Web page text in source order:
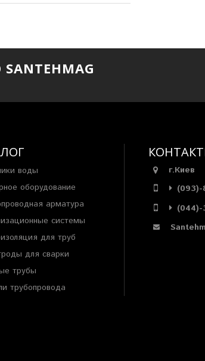
воды
оборудование
арматура
системы
для труб
для сварки
трубы
трубопровода
г.Киев
(093)-
(044)-